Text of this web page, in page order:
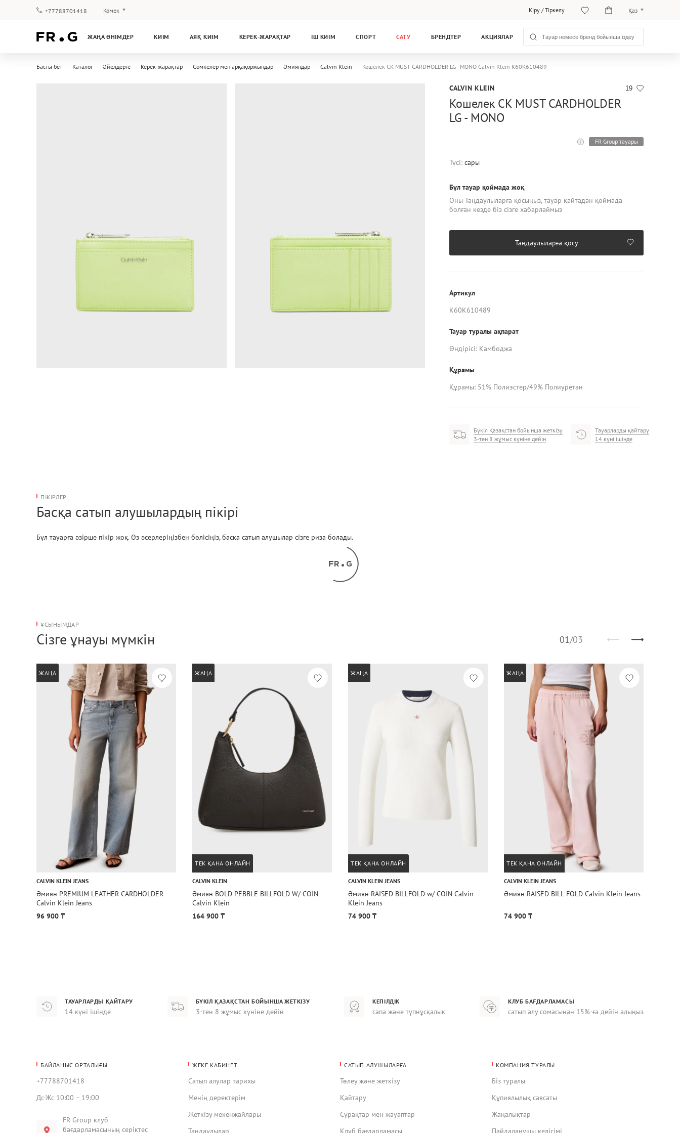
+77788701418 Көмек Кіру /Тіркелу Қаз
Қаз
ЖАҢА ӨНІМДЕР КИІМ АЯҚ КИІМ КЕРЕК-ЖАРАҚТАР ІШ КИІМ СПОРТ САТУ БРЕНДТЕР АКЦИЯЛАР
Басты бет Каталог Әйелдерге Керек-жарақтар Сөмкелер мен арқақоржындар Әмияндар Calvin Klein Кошелек CK MUST CARDHOLDER LG - MONO Calvin Klein K60K610489
19
CALVIN KLEIN
Кошелек CK MUST CARDHOLDER
LG - MONO
FR Group тауары
Түсі: сары
Бұл тауар қоймада жоқ
Оны Таңдаулыларға қосыңыз, тауар қайтадан қоймада
болған кезде біз сізге хабарлаймыз
Таңдаулыларға қосу
Артикул
K60K610489
Тауар туралы ақпарат
Өндірісі: Камбоджа
Құрамы
Құрамы: 51% Полиэстер/49% Полиуретан
Бүкіл Қазақстан бойынша жеткізу
3-тен 8 жұмыс күніне дейін
Тауарларды қайтару
14 күні ішінде
ПІКІРЛЕР
Басқа сатып алушылардың пікірі
Бұл тауарға әзірше пікір жоқ. Өз әсерлеріңізбен бөлісіңіз, басқа сатып алушылар сізге риза болады.
ҰСЫНЫМДАР
Сізге ұнауы мүмкін 01 /03
ЖАҢА
CALVIN KLEIN JEANS
Әмиян PREMIUM LEATHER CARDHOLDER
Calvin Klein Jeans
96 900 ₸
ЖАҢА
ТЕК ҚАНА ОНЛАЙН
CALVIN KLEIN
Әмиян BOLD PEBBLE BILLFOLD W/ COIN
Calvin Klein
164 900 ₸
ЖАҢА
ТЕК ҚАНА ОНЛАЙН
CALVIN KLEIN JEANS
Әмиян RAISED BILLFOLD w/ COIN Calvin
Klein Jeans
74 900 ₸
ЖАҢА
ТЕК ҚАНА ОНЛАЙН
CALVIN KLEIN JEANS
Әмиян RAISED BILL FOLD Calvin Klein Jeans
74 900 ₸
ТАУАРЛАРДЫ ҚАЙТАРУ
14 күні ішінде
БҮКІЛ ҚАЗАҚСТАН БОЙЫНША ЖЕТКІЗУ
3-тен 8 жұмыс күніне дейін
КЕПІЛДІК
сапа және түпнұсқалық
КЛУБ БАҒДАРЛАМАСЫ
сатып алу сомасынан 15%-ға дейін алыңыз
БАЙЛАНЫС ОРТАЛЫҒЫ
+77788701418
Дс-Жс 10:00 – 19:00
FR Group клуб
бағдарламасының серіктес
ЖЕКЕ КАБИНЕТ
Сатып алулар тарихы
Менің деректерім
Жеткізу мекенжайлары
Таңдаулылар
САТЫП АЛУШЫЛАРҒА
Төлеу және жеткізу
Қайтару
Сұрақтар мен жауаптар
Клуб бағдарламасы
КОМПАНИЯ ТУРАЛЫ
Біз туралы
Құпиялылық саясаты
Жаңалықтар
Пайдаланушы келісімі